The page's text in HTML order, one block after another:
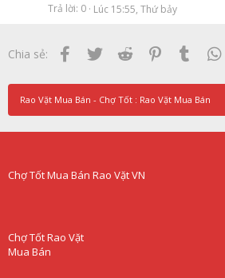
Trả lời 0 Lúc 15:55, Thứ bảy
Chia sẻ: Facebook
Twitter Reddit PinterestTumblr
Rao Vặt Mua Bán - Chợ Tốt : Rao Vặt Mua Bán
Chợ Tốt Mua Bán Rao Vặt VN
Chợ Tốt Rao Vặt
Mua Bán